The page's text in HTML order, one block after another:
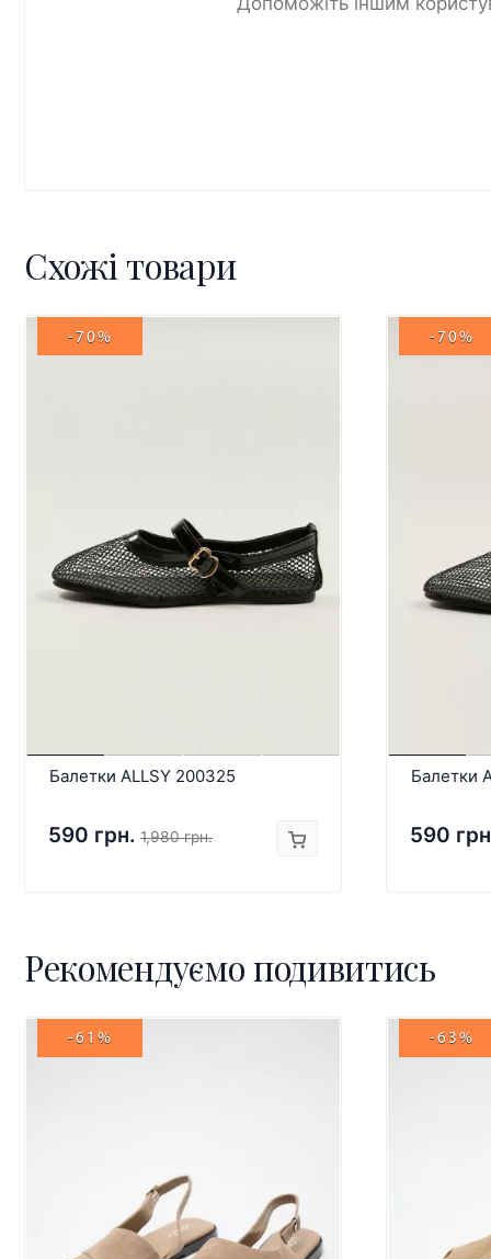
Схожі товари
-70%
Балетки ALLSY 200325
590 грн. 1,980 грн.
-70%
Балетки
590
Рекомендуємо подивитись
-61% -63%